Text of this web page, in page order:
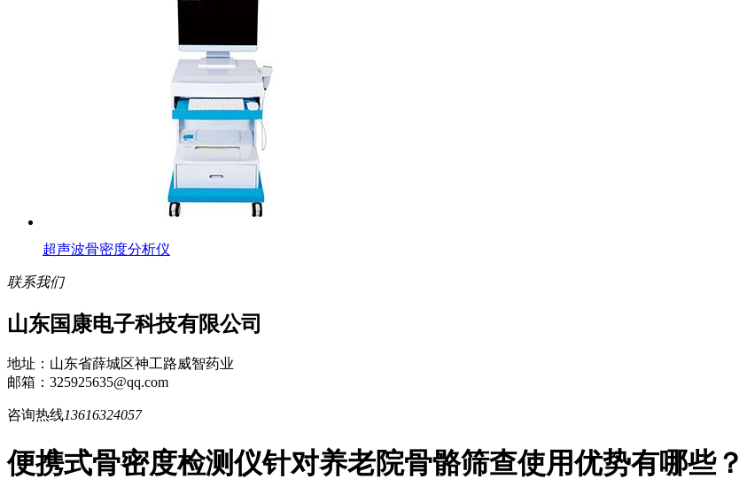
超声波骨密度分析仪
联系我们
山东国康电子科技有限公司
地址：山东省薛城区神工路威智药业
邮箱：325925635@qq.com
咨询热线13616324057
便携式骨密度检测仪针对养老院骨骼筛查使用优势有哪些？